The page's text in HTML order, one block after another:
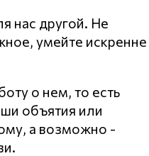
нас другой. Не
умейте искренне
о нем, то есть
объятия или
а возможно -